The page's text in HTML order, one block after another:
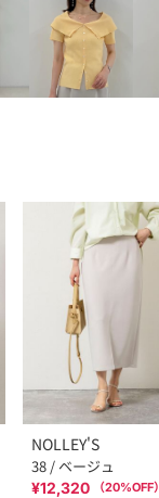
NOLLEY'S
38 / ベージュ
¥12,320 （20%OFF）